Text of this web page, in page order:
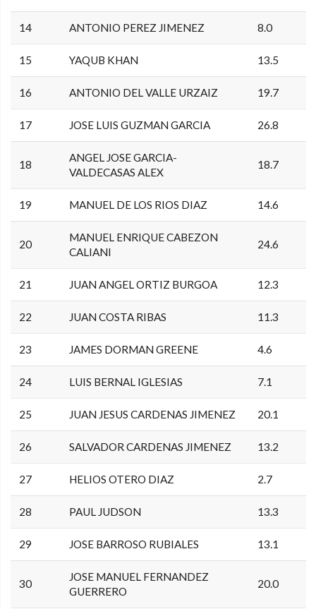
14 ANTONIO PEREZ JIMENEZ 8.0
15 YAQUB KHAN 13.5
16 ANTONIO DEL VALLE URZAIZ 19.7
17 JOSE LUIS GUZMAN GARCIA 26.8
18
ANGEL JOSE GARCIA-
VALDECASAS ALEX
18.7
19 MANUEL DE LOS RIOS DIAZ 14.6
20
MANUEL ENRIQUE CABEZON
CALIANI
24.6
21 JUAN ANGEL ORTIZ BURGOA 12.3
22 JUAN COSTA RIBAS 11.3
23 JAMES DORMAN GREENE 4.6
24 LUIS BERNAL IGLESIAS 7.1
25 JUAN JESUS CARDENAS JIMENEZ 20.1
26 SALVADOR CARDENAS JIMENEZ 13.2
27 HELIOS OTERO DIAZ 2.7
28 PAUL JUDSON 13.3
29 JOSE BARROSO RUBIALES 13.1
30
JOSE MANUEL FERNANDEZ
GUERRERO
20.0